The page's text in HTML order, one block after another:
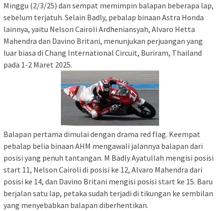
Minggu (2/3/25) dan sempat memimpin balapan beberapa lap,
sebelum terjatuh. Selain Badly, pebalap binaan Astra Honda
lainnya, yaitu Nelson Cairoli Ardheniansyah, Alvaro Hetta
Mahendra dan Davino Britani, menunjukan perjuangan yang
luar biasa di Chang International Circuit, Buriram, Thailand
pada 1-2 Maret 2025.
Balapan pertama dimulai dengan drama red flag. Keempat
pebalap belia binaan AHM mengawali jalannya balapan dari
posisi yang penuh tantangan. M Badly Ayatullah mengisi posisi
start 11, Nelson Cairoli di posisi ke 12, Alvaro Mahendra dari
posisi ke 14, dan Davino Britani mengisi posisi start ke 15. Baru
berjalan satu lap, petaka sudah terjadi di tikungan ke sembilan
yang menyebabkan balapan diberhentikan.